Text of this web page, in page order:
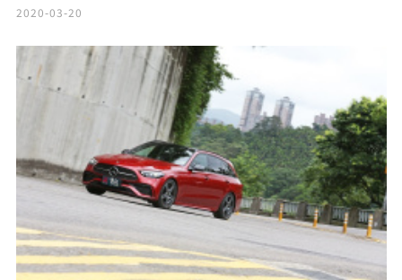
2020-03-20